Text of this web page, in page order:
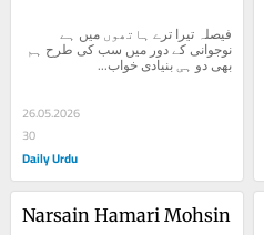
بھی دو ہی بنیادی خواب...
26.05.2026
30
Daily Urdu
Narsain Hamari Mohsin